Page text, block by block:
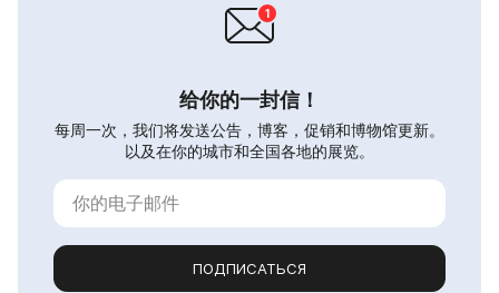
给你的一封信！
每周一次，我们将发送公告，博客，促销和博物馆更新。
以及在你的城市和全国各地的展览。
ПОДПИСАТЬСЯ